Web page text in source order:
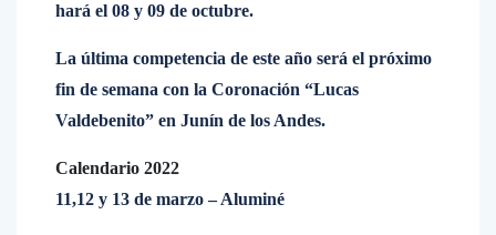
hará el 08 y 09 de octubre.
La última competencia de este año será el próximo
fin de semana con la Coronación “Lucas
Valdebenito” en Junín de los Andes.
Calendario 2022
11,12 y 13 de marzo – Aluminé